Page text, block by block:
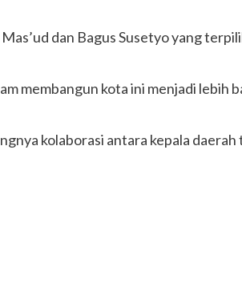
dan Bagus Susetyo yang
membangun kota ini menjadi
kolaborasi antara kepala